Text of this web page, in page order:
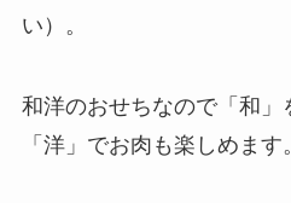
い）。
和洋のおせちなので「和」
「洋」でお肉も楽しめます。